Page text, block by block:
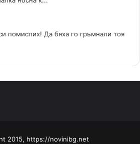
помислих! Да бяха го гръмнали тоя
2015, https://novinibg.net